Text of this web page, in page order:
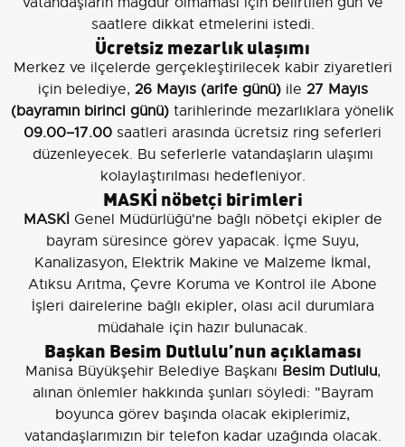
saatlere dikkat etmelerini istedi.
Ücretsiz mezarlık ulaşımı
Merkez ve ilçelerde gerçekleştirilecek kabir ziyaretleri
için belediye, 26 Mayıs (arife günü)ile 27 Mayıs
(bayramın birinci günü) tarihlerinde mezarlıklara yönelik
09.00–17.00 saatleri arasında ücretsiz ring seferleri
düzenleyecek. Bu seferlerle vatandaşların ulaşımı
kolaylaştırılması hedefleniyor.
MASKİ nöbetçi birimleri
MASKİ Genel Müdürlüğü'ne bağlı nöbetçi ekipler de
bayram süresince görev yapacak. İçme Suyu,
Kanalizasyon, Elektrik Makine ve Malzeme İkmal,
Atıksu Arıtma, Çevre Koruma ve Kontrol ile Abone
İşleri dairelerine bağlı ekipler, olası acil durumlara
müdahale için hazır bulunacak.
Başkan Besim Dutlulu’nun açıklaması
Manisa Büyükşehir Belediye Başkanı Besim Dutlulu,
alınan önlemler hakkında şunları söyledi: "Bayram
boyunca görev başında olacak ekiplerimiz,
vatandaşlarımızın bir telefon kadar uzağında olacak.